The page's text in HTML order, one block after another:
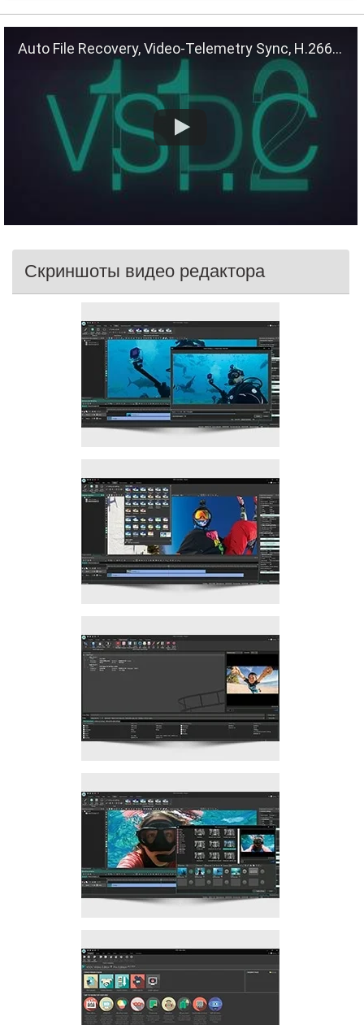
Auto File Recovery, Video-Telemetry Sync, H.266 (VVC)
Скриншоты видео редактора